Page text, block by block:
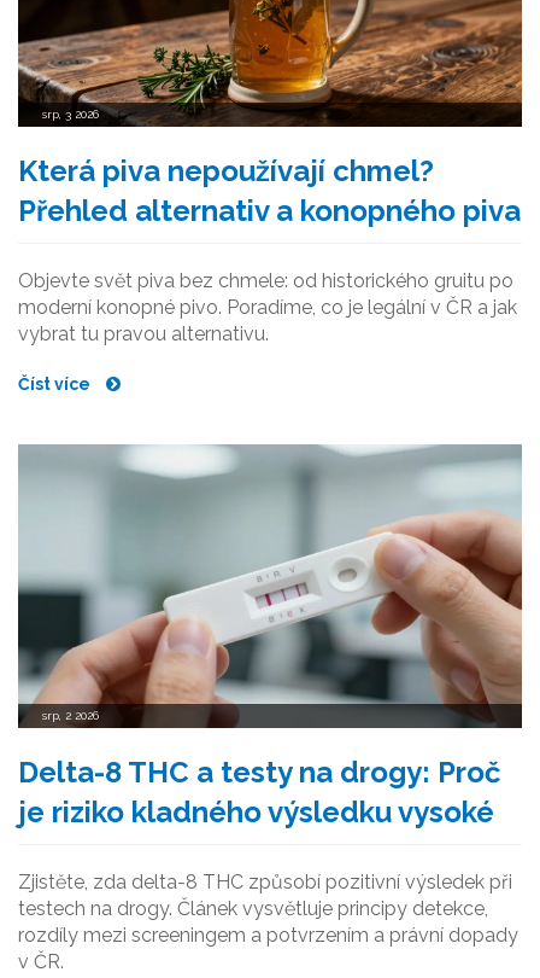
srp, 3 2026
Která piva nepoužívají chmel?
Přehled alternativ a konopného piva
Objevte svět piva bez chmele: od historického gruitu po
moderní konopné pivo. Poradíme, co je legální v ČR a jak
vybrat tu pravou alternativu.
Číst více
srp, 2 2026
Delta-8 THC a testy na drogy: Proč
je riziko kladného výsledku vysoké
Zjistěte, zda delta-8 THC způsobí pozitivní výsledek při
testech na drogy. Článek vysvětluje principy detekce,
rozdíly mezi screeningem a potvrzením a právní dopady
v ČR.